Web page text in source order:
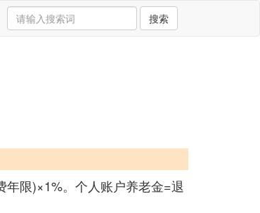
搜索
限)×1%。个人账户养老金=退